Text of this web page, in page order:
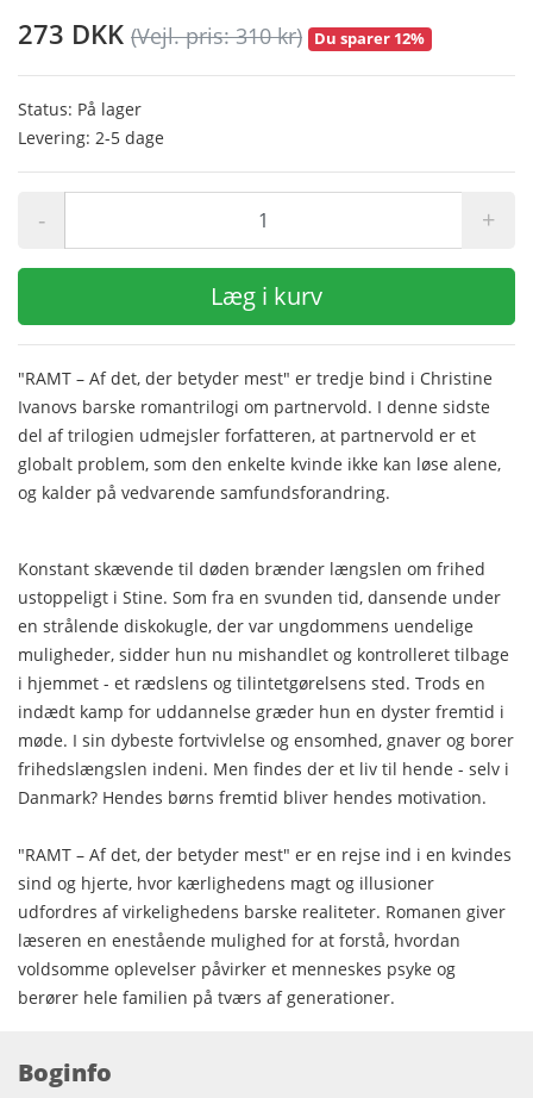
273 DKK (Vejl. pris: 310 kr) Du sparer 12%
Status: På lager
Levering: 2-5 dage
- +
Læg i kurv
"RAMT – Af det, der betyder mest" er tredje bind i Christine
Ivanovs barske romantrilogi om partnervold. I denne sidste
del af trilogien udmejsler forfatteren, at partnervold er et
globalt problem, som den enkelte kvinde ikke kan løse alene,
og kalder på vedvarende samfundsforandring.
Konstant skævende til døden brænder længslen om frihed
ustoppeligt i Stine. Som fra en svunden tid, dansende under
en strålende diskokugle, der var ungdommens uendelige
muligheder, sidder hun nu mishandlet og kontrolleret tilbage
i hjemmet - et rædslens og tilintetgørelsens sted. Trods en
indædt kamp for uddannelse græder hun en dyster fremtid i
møde. I sin dybeste fortvivlelse og ensomhed, gnaver og borer
frihedslængslen indeni. Men findes der et liv til hende - selv i
Danmark? Hendes børns fremtid bliver hendes motivation.
"RAMT – Af det, der betyder mest" er en rejse ind i en kvindes
sind og hjerte, hvor kærlighedens magt og illusioner
udfordres af virkelighedens barske realiteter. Romanen giver
læseren en enestående mulighed for at forstå, hvordan
voldsomme oplevelser påvirker et menneskes psyke og
berører hele familien på tværs af generationer.
Boginfo